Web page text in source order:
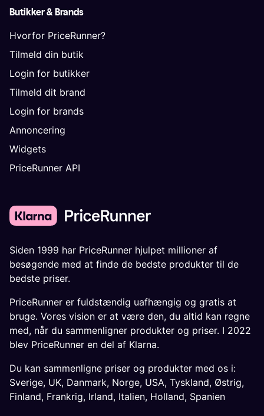
Butikker & Brands
Hvorfor PriceRunner?
Tilmeld din butik
Login for butikker
Tilmeld dit brand
Login for brands
Annoncering
Widgets
PriceRunner API
Siden 1999 har PriceRunner hjulpet millioner af
besøgende med at finde de bedste produkter til de
bedste priser.
PriceRunner er fuldstændig uafhængig og gratis at
bruge. Vores vision er at være den, du altid kan regne
med, når du sammenligner produkter og priser. I 2022
blev PriceRunner en del af Klarna.
Du kan sammenligne priser og produkter med os i:
Sverige, UK, Danmark, Norge, USA, Tyskland, Østrig,
Finland, Frankrig, Irland, Italien, Holland, Spanien